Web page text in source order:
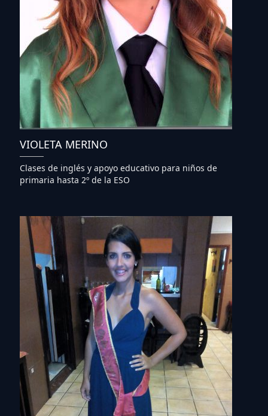
VIOLETA MERINO
Clases de inglés y apoyo educativo para niños de
primaria hasta 2º de la ESO